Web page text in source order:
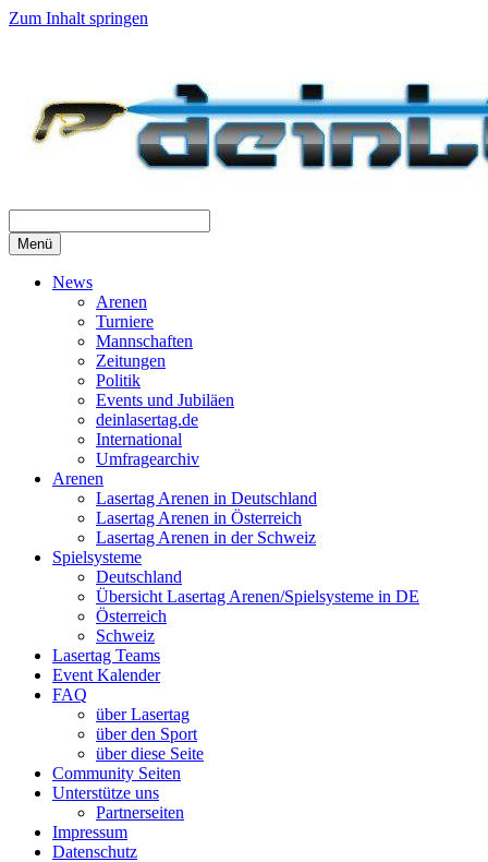
Zum Inhalt springen
Menü
News
Arenen
Turniere
Mannschaften
Zeitungen
Politik
Events und Jubiläen
deinlasertag.de
International
Umfragearchiv
Arenen
Lasertag Arenen in Deutschland
Lasertag Arenen in Österreich
Lasertag Arenen in der Schweiz
Spielsysteme
Deutschland
Übersicht Lasertag Arenen/Spielsysteme in DE
Österreich
Schweiz
Lasertag Teams
Event Kalender
FAQ
über Lasertag
über den Sport
über diese Seite
Community Seiten
Unterstütze uns
Partnerseiten
Impressum
Datenschutz